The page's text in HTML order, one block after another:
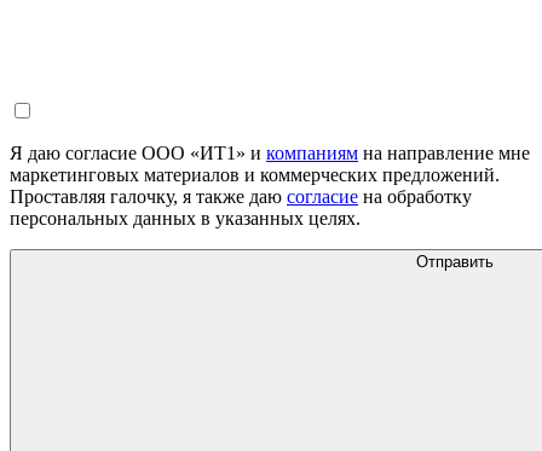
Я даю согласие ООО «ИТ1» и компаниям на направление мне
маркетинговых материалов и коммерческих предложений.
Проставляя галочку, я также даю согласие на обработку
персональных данных в указанных целях.
Отправить